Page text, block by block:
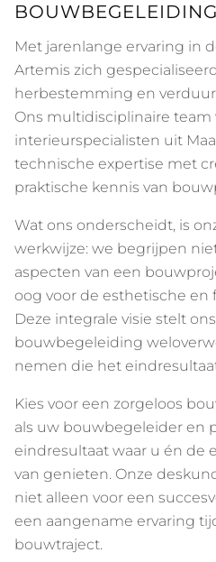
Met jarenlange ervaring in
Artemis zich
herbestemming en
Ons multidisciplinaire team
interieurspecialisten uit
technische expertise met
praktische kennis van
Wat ons onderscheidt, is
werkwijze: we begrijpen
aspecten van een
oog voor de esthetische
Deze integrale visie stelt
bouwbegeleiding
nemen die het
Kies voor een zorgeloos
als uw bouwbegeleider en
eindresultaat waar u én de
van genieten. Onze
niet alleen voor een
een aangename ervaring
bouwtraject.